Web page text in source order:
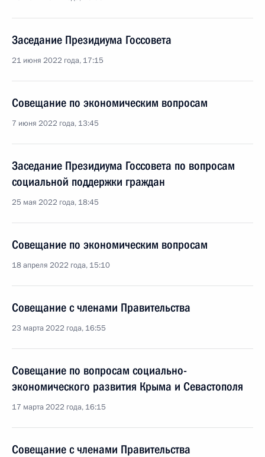
Заседание Президиума Госсовета
21 июня 2022 года, 17:15
Совещание по экономическим вопросам
7 июня 2022 года, 13:45
Заседание Президиума Госсовета по вопросам
социальной поддержки граждан
25 мая 2022 года, 18:45
Совещание по экономическим вопросам
18 апреля 2022 года, 15:10
Совещание с членами Правительства
23 марта 2022 года, 16:55
Совещание по вопросам социально-
экономического развития Крыма и Севастополя
17 марта 2022 года, 16:15
Совещание с членами Правительства